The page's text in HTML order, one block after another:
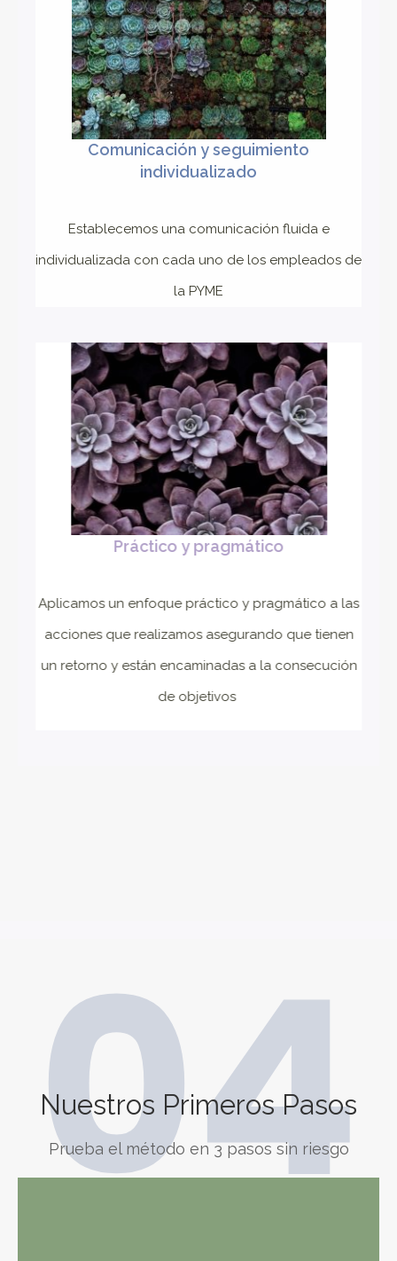
Comunicación y seguimiento
individualizado
Establecemos una comunicación fluida e
individualizada con cada uno de los empleados de
la PYME
Práctico y pragmático
Aplicamos un enfoque práctico y pragmático a las
acciones que realizamos asegurando que tienen
un retorno y están encaminadas a la consecución
de objetivos
04
Nuestros Primeros Pasos
Prueba el método en 3 pasos sin riesgo